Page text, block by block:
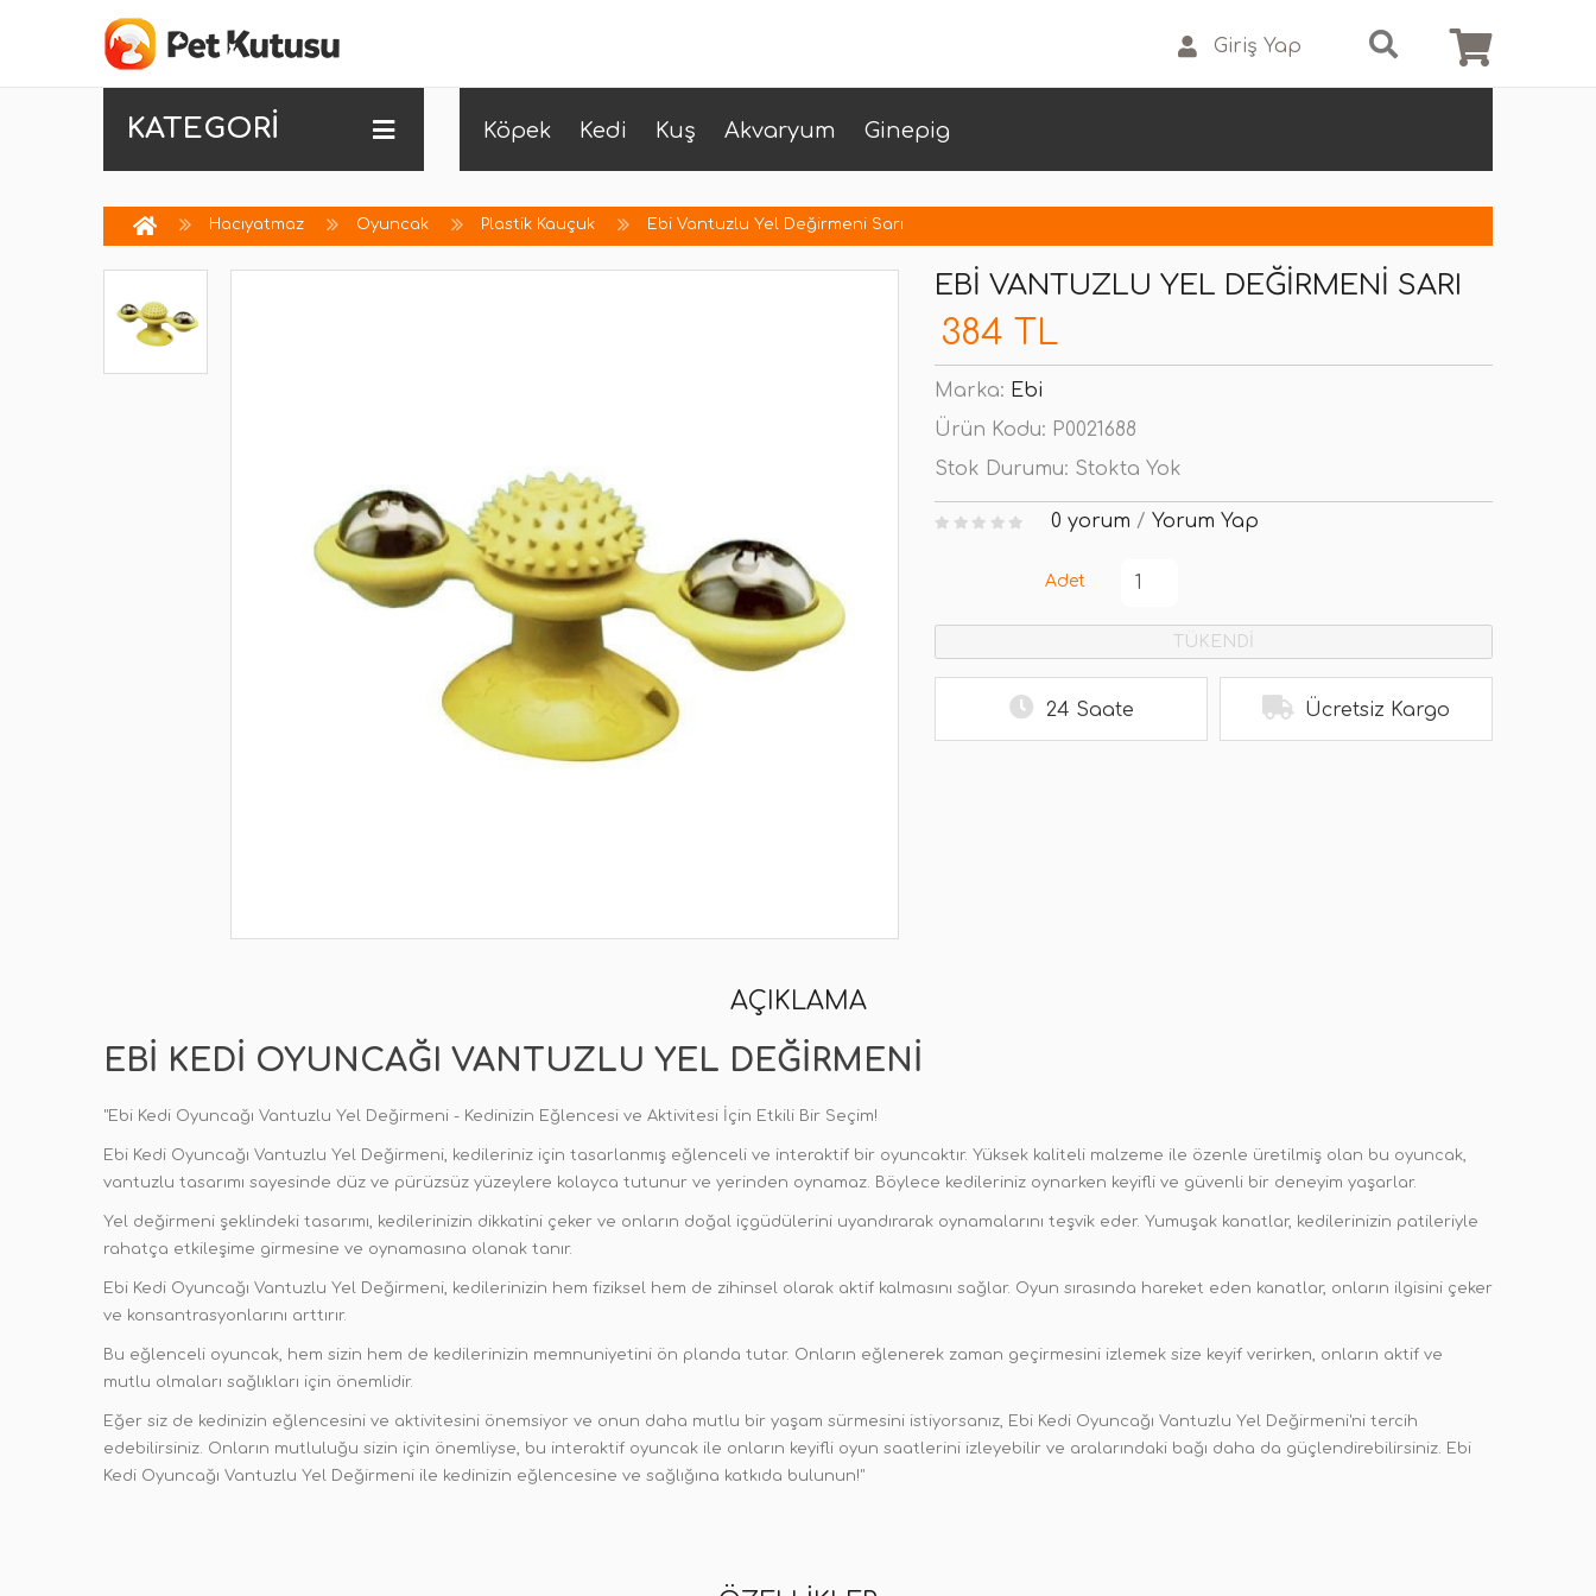
Giriş Yap
KATEGORİ Köpek Kedi Kuş Akvaryum Ginepig
Hacıyatmaz Oyuncak Plastik Kauçuk Ebi Vantuzlu Yel Değirmeni Sarı
EBI VANTUZLU YEL DEĞIRMENI SARI
384 TL
Marka: Ebi
Ürün Kodu: P0021688
Stok Durumu: Stokta Yok
0 yorum / Yorum Yap
Adet
TÜKENDİ
24 Saate Ücretsiz Kargo
AÇIKLAMA
EBI KEDI OYUNCAĞI VANTUZLU YEL DEĞIRMENI
"Ebi Kedi Oyuncağı Vantuzlu Yel Değirmeni - Kedinizin Eğlencesi ve Aktivitesi İçin Etkili Bir Seçim!
Ebi Kedi Oyuncağı Vantuzlu Yel Değirmeni, kedileriniz için tasarlanmış eğlenceli ve interaktif bir oyuncaktır. Yüksek kaliteli malzeme ile özenle üretilmiş olan bu oyuncak,
vantuzlu tasarımı sayesinde düz ve pürüzsüz yüzeylere kolayca tutunur ve yerinden oynamaz. Böylece kedileriniz oynarken keyifli ve güvenli bir deneyim yaşarlar.
Yel değirmeni şeklindeki tasarımı, kedilerinizin dikkatini çeker ve onların doğal içgüdülerini uyandırarak oynamalarını teşvik eder. Yumuşak kanatlar, kedilerinizin patileriyle
rahatça etkileşime girmesine ve oynamasına olanak tanır.
Ebi Kedi Oyuncağı Vantuzlu Yel Değirmeni, kedilerinizin hem fiziksel hem de zihinsel olarak aktif kalmasını sağlar. Oyun sırasında hareket eden kanatlar, onların ilgisini çeker
ve konsantrasyonlarını arttırır.
Bu eğlenceli oyuncak, hem sizin hem de kedilerinizin memnuniyetini ön planda tutar. Onların eğlenerek zaman geçirmesini izlemek size keyif verirken, onların aktif ve
mutlu olmaları sağlıkları için önemlidir.
Eğer siz de kedinizin eğlencesini ve aktivitesini önemsiyor ve onun daha mutlu bir yaşam sürmesini istiyorsanız, Ebi Kedi Oyuncağı Vantuzlu Yel Değirmeni'ni tercih
edebilirsiniz. Onların mutluluğu sizin için önemliyse, bu interaktif oyuncak ile onların keyifli oyun saatlerini izleyebilir ve aralarındaki bağı daha da güçlendirebilirsiniz. Ebi
Kedi Oyuncağı Vantuzlu Yel Değirmeni ile kedinizin eğlencesine ve sağlığına katkıda bulunun!"